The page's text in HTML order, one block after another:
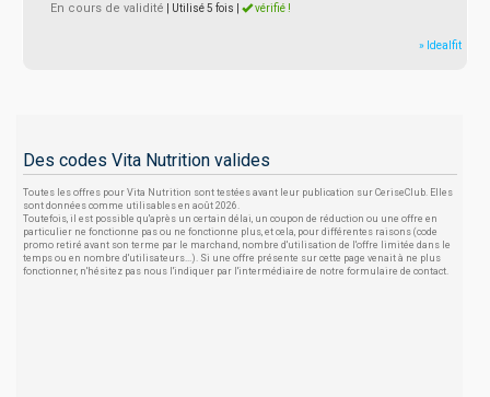
En cours de validité | Utilisé 5 fois vérifié !
» Idealfit
Des codes Vita Nutrition valides
Toutes les offres pour Vita Nutrition sont testées avant leur publication sur CeriseClub. Elles
sont données comme utilisables en août 2026.
Toutefois, il est possible qu'après un certain délai, un coupon de réduction ou une offre en
particulier ne fonctionne pas ou ne fonctionne plus, et cela, pour différentes raisons (code
promo retiré avant son terme par le marchand, nombre d'utilisation de l'offre limitée dans le
temps ou en nombre d'utilisateurs...). Si une offre présente sur cette page venait à ne plus
fonctionner, n'hésitez pas nous l'indiquer par l'intermédiaire de notre formulaire de contact.